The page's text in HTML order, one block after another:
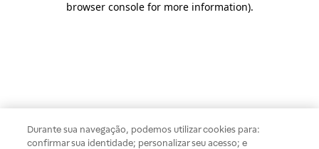
browser console for more information).
Durante sua navegação, podemos utilizar cookies para:
confirmar sua identidade; personalizar seu acesso; e